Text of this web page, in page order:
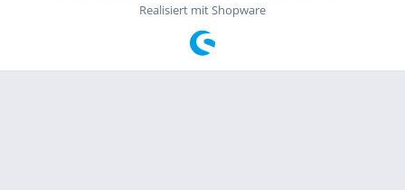
Realisiert mit Shopware